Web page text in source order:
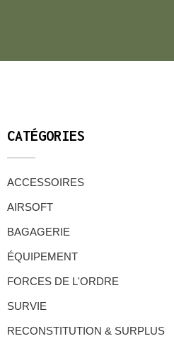
CATÉGORIES
ACCESSOIRES
AIRSOFT
BAGAGERIE
ÉQUIPEMENT
FORCES DE L'ORDRE
SURVIE
RECONSTITUTION & SURPLUS